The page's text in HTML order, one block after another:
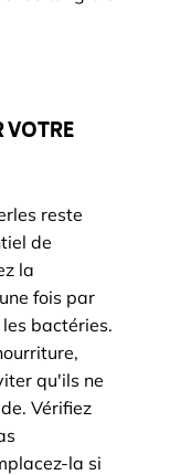
VOTRE
reste
de
la
fois par
bactéries.
qu'ils ne
Vérifiez
la si